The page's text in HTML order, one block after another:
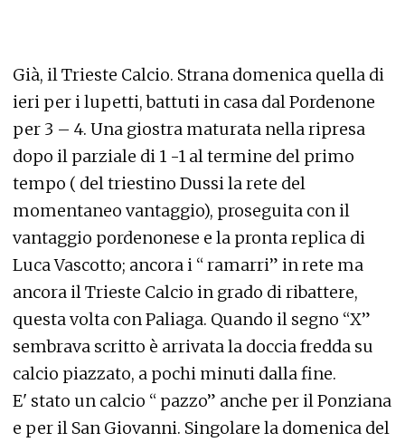
Già, il Trieste Calcio. Strana domenica quella di
ieri per i lupetti, battuti in casa dal Pordenone
per 3 – 4. Una giostra maturata nella ripresa
dopo il parziale di 1 -1 al termine del primo
tempo ( del triestino Dussi la rete del
momentaneo vantaggio), proseguita con il
vantaggio pordenonese e la pronta replica di
Luca Vascotto; ancora i “ ramarri” in rete ma
ancora il Trieste Calcio in grado di ribattere,
questa volta con Paliaga. Quando il segno “X”
sembrava scritto è arrivata la doccia fredda su
calcio piazzato, a pochi minuti dalla fine.
E' stato un calcio “ pazzo” anche per il Ponziana
e per il San Giovanni. Singolare la domenica del